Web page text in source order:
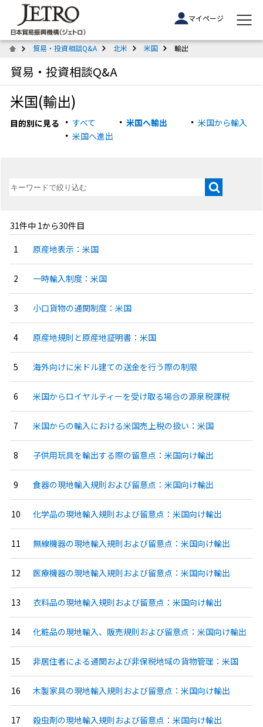
マイページ
貿易・投資相談Q&A 北米 米国 輸出
貿易・投資相談Q&A
米国(輸出)
目的別に見る すべて 米国へ輸出
米国から輸入
米国へ進出
31件中 1から30件目
原産地表示：米国
一時輸入制度：米国
小口貨物の通関制度：米国
原産地規則と原産地証明書：米国
海外向けに米ドル建ての送金を行う際の制限
米国からロイヤルティーを受け取る場合の源泉税課税
米国からの輸入における米国売上税の扱い：米国
子供用玩具を輸出する際の留意点：米国向け輸出
食器の現地輸入規則および留意点：米国向け輸出
化学品の現地輸入規則および留意点：米国向け輸出
無線機器の現地輸入規則および留意点：米国向け輸出
医療機器の現地輸入規則および留意点：米国向け輸出
衣料品の現地輸入規則および留意点：米国向け輸出
化粧品の現地輸入、販売規則および留意点：米国向け輸出
非居住者による通関および非保税地域の貨物管理：米国
木製家具の現地輸入規則および留意点：米国向け輸出
殺虫剤の現地輸入規則および留意点：米国向け輸出